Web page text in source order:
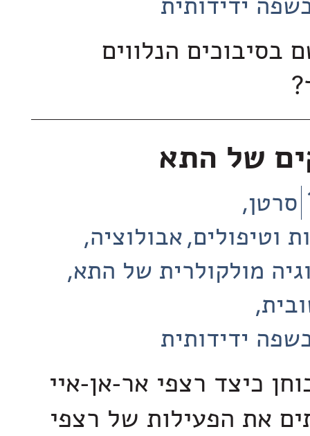
ידידותית
בסיבוכים הנלווים
של התא
סרטן
וטיפולים אבולוציה
מולקולרית של התא
ידידותית
כיצד רצפי אר-אן-איי
את הפעילות של רצפי